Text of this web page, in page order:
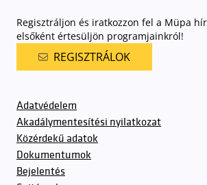
Regisztráljon és iratkozzon fel a Müpa
elsőként értesüljön programjainkról!
REGISZTRÁLOK
Adatvédelem
Akadálymentesítési nyilatkozat
Közérdekű adatok
Dokumentumok
Bejelentés